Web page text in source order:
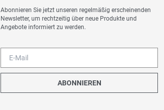
Abonnieren Sie jetzt unseren regelmäßig erscheinenden
Newsletter, um rechtzeitig über neue Produkte und
Angebote informiert zu werden.
ABONNIEREN